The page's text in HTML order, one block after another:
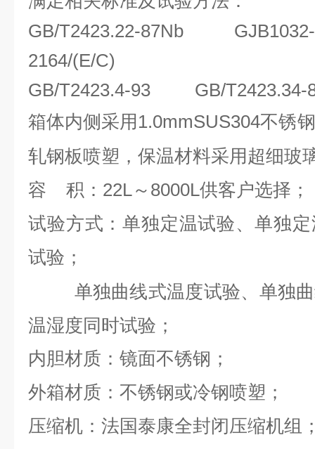
GB/T2423.22-87Nb
2164/(E/C)
GB/T2423.4-93 GB/
箱体内侧采用 1.0mmSUS304不锈
轧钢板喷塑，保温材料采用超细玻
容 积：22L～8000L供客户选择 ；
试验方式：单独定温试验、单独
试验；
单独曲线式温度试验、单独曲
温湿度同时试验；
内胆材质：镜面不锈钢；
外箱材质：不锈钢或冷钢喷塑；
压缩机：法国泰康全封闭压缩机组